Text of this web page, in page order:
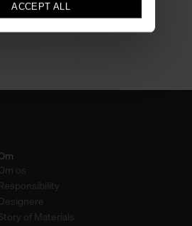
ACCEPT ALL
os
of Materials